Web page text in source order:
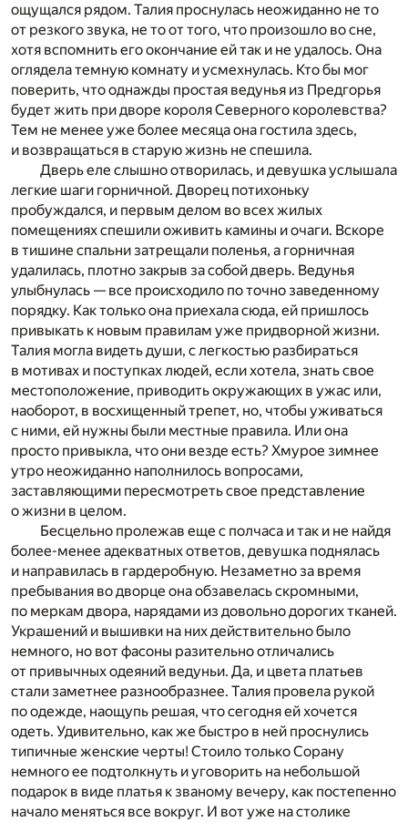
ощущался рядом. Талия проснулась неожиданно не то
от резкого звука, не то от того, что произошло во сне,
хотя вспомнить его окончание ей так и не удалось. Она
оглядела темную комнату и усмехнулась. Кто бы мог
поверить, что однажды простая ведунья из Предгорья
будет жить при дворе короля Северного королевства?
Тем не менее уже более месяца она гостила здесь,
и возвращаться в старую жизнь не спешила.
Дверь еле слышно отворилась, и девушка услышала
легкие шаги горничной. Дворец потихоньку
пробуждался, и первым делом во всех жилых
помещениях спешили оживить камины и очаги. Вскоре
в тишине спальни затрещали поленья, а горничная
удалилась, плотно закрыв за собой дверь. Ведунья
улыбнулась — все происходило по точно заведенному
порядку. Как только она приехала сюда, ей пришлось
привыкать к новым правилам уже придворной жизни.
Талия могла видеть души, с легкостью разбираться
в мотивах и поступках людей, если хотела, знать свое
местоположение, приводить окружающих в ужас или,
наоборот, в восхищенный трепет, но, чтобы уживаться
с ними, ей нужны были местные правила. Или она
просто привыкла, что они везде есть? Хмурое зимнее
утро неожиданно наполнилось вопросами,
заставляющими пересмотреть свое представление
о жизни в целом.
Бесцельно пролежав еще с полчаса и так и не найдя
более-менее адекватных ответов, девушка поднялась
и направилась в гардеробную. Незаметно за время
пребывания во дворце она обзавелась скромными,
по меркам двора, нарядами из довольно дорогих тканей.
Украшений и вышивки на них действительно было
немного, но вот фасоны разительно отличались
от привычных одеяний ведуньи. Да, и цвета платьев
стали заметнее разнообразнее. Талия провела рукой
по одежде, наощупь решая, что сегодня ей хочется
одеть. Удивительно, как же быстро в ней проснулись
типичные женские черты! Стоило только Сорану
немного ее подтолкнуть и уговорить на небольшой
подарок в виде платья к званому вечеру, как постепенно
начало меняться все вокруг. И вот уже на столике